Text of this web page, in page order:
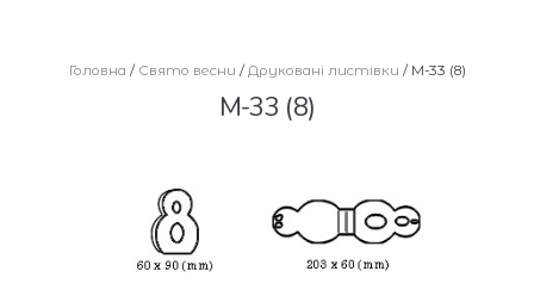
Головна / Cвято весни / Друковані листівки / М-33 (8)
М-33 (8)